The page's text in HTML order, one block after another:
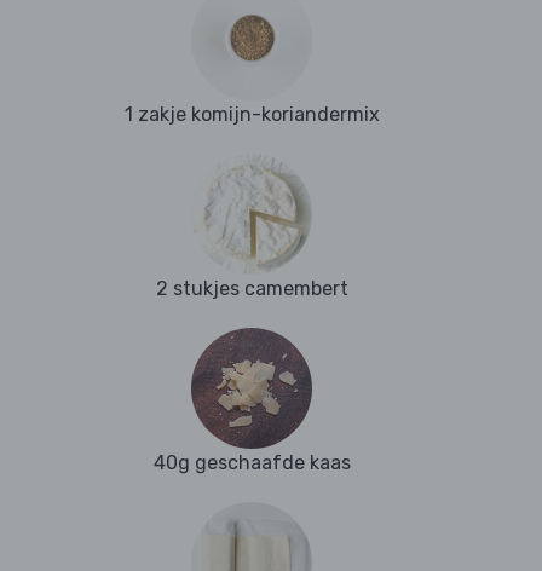
1 zakje komijn-koriandermix
2 stukjes camembert
40g geschaafde kaas